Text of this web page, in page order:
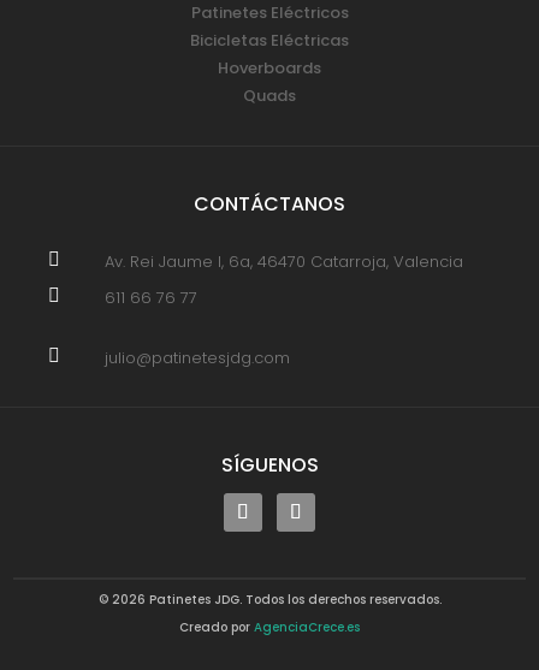
Patinetes Eléctricos
Bicicletas Eléctricas
Hoverboards
Quads
CONTÁCTANOS
 Av. Rei Jaume I, 6a, 46470 Catarroja, Valencia
 611 66 76 77
 julio@patinetesjdg.com
SÍGUENOS
© 2026 Patinetes JDG. Todos los derechos reservados.
Creado por AgenciaCrece.es